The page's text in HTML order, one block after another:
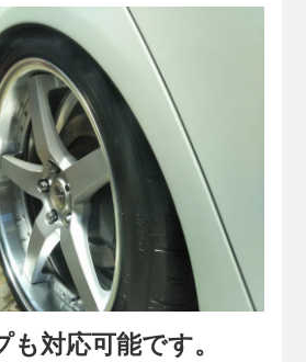
も対応可能です。